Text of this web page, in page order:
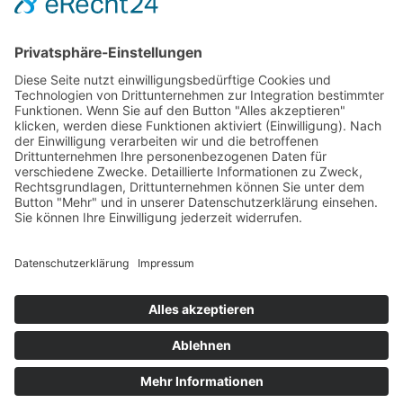
bleiben
15. OKTOBER 2024
ALLGEMEINES,ERGOTHERAPIE ,FAMILIE,KREIS OLPE,
THERAPEUTEN
VONJANA STRUWE
Oft wird in der tiergestützten Intervention besonders auf
Hunde gesetzt, deren Wirkung und Können durch zahlreiche
ETHISCHE GRUNDLAGEN
DATENSCHUTZERKLÄRUNG
Datenschutzerklärung/ Gesundheitswelt © 2024